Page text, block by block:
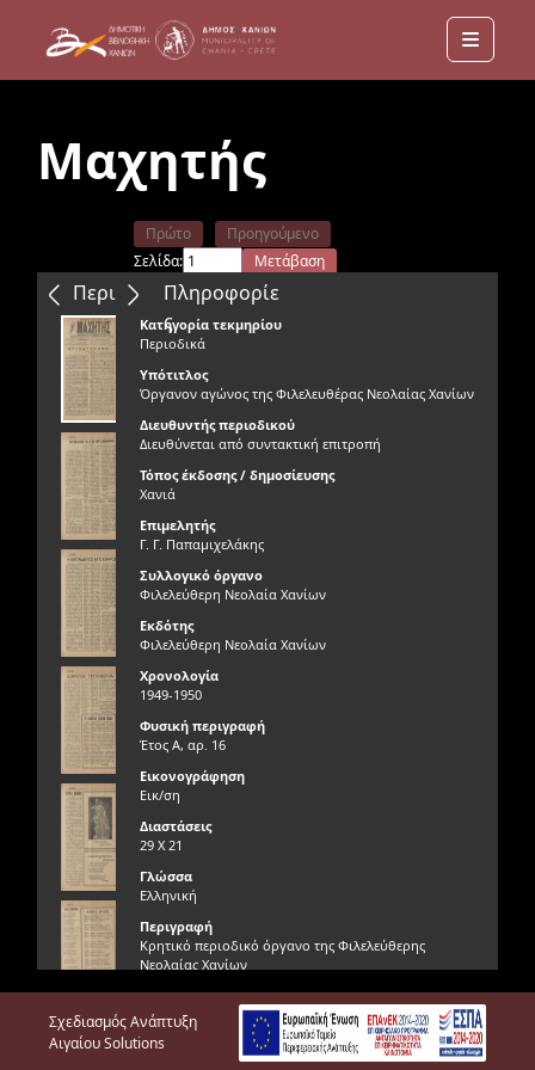
Menu
Μαχητής
Περιεχόμενα
Πρώτο
Προηγούμενο
Σελίδα:
Μετάβαση
Επόμενο
Τελευταίο
Πληροφορίε
ς
Κατηγορία τεκμηρίου
Περιοδικά
Υπότιτλος
Όργανον αγώνος της Φιλελευθέρας Νεολαίας Χανίων
Διευθυντής περιοδικού
Διευθύνεται από συντακτική επιτροπή
Τόπος έκδοσης / δημοσίευσης
Χανιά
Επιμελητής
Γ. Γ. Παπαμιχελάκης
Συλλογικό όργανο
Φιλελεύθερη Νεολαία Χανίων
Εκδότης
Φιλελεύθερη Νεολαία Χανίων
Χρονολογία
1949-1950
Φυσική περιγραφή
Έτος Α, αρ. 16
Εικονογράφηση
Εικ/ση
Διαστάσεις
29 Χ 21
Γλώσσα
Ελληνική
Περιγραφή
Κρητικό περιοδικό όργανο της Φιλελεύθερης
Νεολαίας Χανίων
Γνησιότητα τεκμηρίου
Γνήσιο
Φυσική κατάσταση τεκμηρίου
Σχεδιασμός Ανάπτυξη
Αιγαίου Solutions